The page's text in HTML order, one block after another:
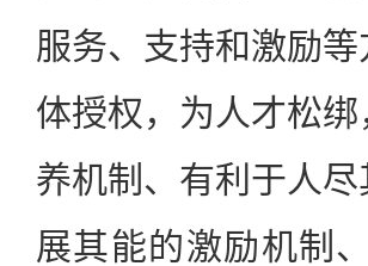
服务、支持和激励
体授权，为人才松
养机制、有利于人
展其能的激励机制